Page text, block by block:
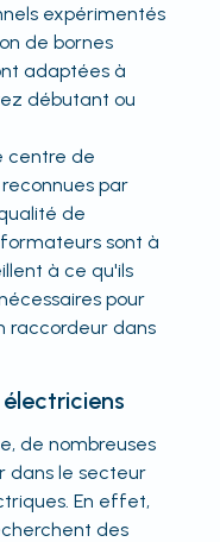
expérimentés
de bornes
adaptées à
débutant ou
centre de
par
de
sont à
à ce qu'ils
pour
raccordeur dans
de nombreuses
dans le secteur
En effet,
des